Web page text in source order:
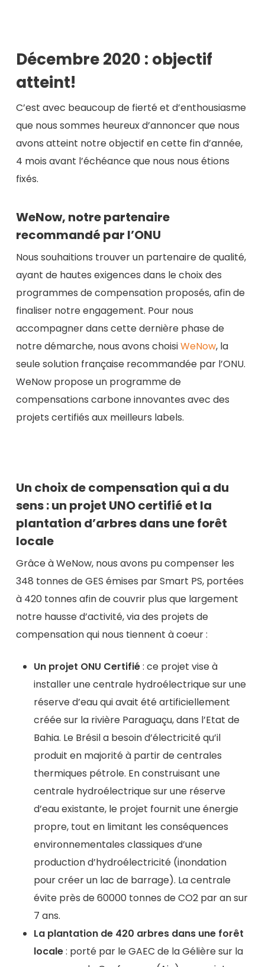
Décembre 2020 : objectif
atteint!
C’est avec beaucoup de fierté et d’enthousiasme
que nous sommes heureux d’annoncer que nous
avons atteint notre objectif en cette fin d’année,
4 mois avant l’échéance que nous nous étions
fixés.
WeNow, notre partenaire
recommandé par l’ONU
Nous souhaitions trouver un partenaire de qualité,
ayant de hautes exigences dans le choix des
programmes de compensation proposés, afin de
finaliser notre engagement. Pour nous
accompagner dans cette dernière phase de
notre démarche, nous avons choisiWeNow, la
seule solution française recommandée par l’ONU.
WeNow propose un programme de
compensations carbone innovantes avec des
projets certifiés aux meilleurs labels.
Un choix de compensation qui a du
sens : un projet UNO certifié et la
plantation d’arbres dans une forêt
locale
Grâce à WeNow, nous avons pu compenser les
348 tonnes de GES émises par Smart PS, portées
à 420 tonnes afin de couvrir plus que largement
notre hausse d’activité, via des projets de
compensation qui nous tiennent à coeur :
Un projet ONU Certifié: ce projet vise à
installer une centrale hydroélectrique sur une
réserve d’eau qui avait été artificiellement
créée sur la rivière Paraguaçu, dans l’Etat de
Bahia. Le Brésil a besoin d’électricité qu’il
produit en majorité à partir de centrales
thermiques pétrole. En construisant une
centrale hydroélectrique sur une réserve
d’eau existante, le projet fournit une énergie
propre, tout en limitant les conséquences
environnementales classiques d’une
production d’hydroélectricité (inondation
pour créer un lac de barrage). La centrale
évite près de 60000 tonnes de CO2 par an sur
7 ans.
La plantation de 420 arbres dans une forêt
locale: porté par le GAEC de la Gélière sur la